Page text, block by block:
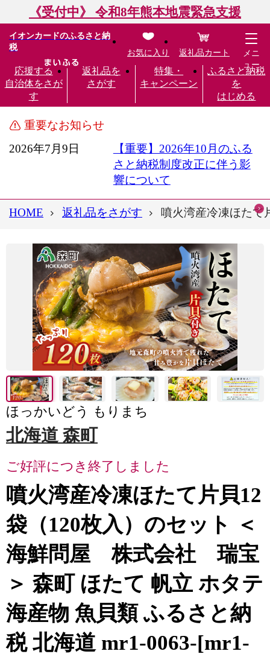
《受付中》 令和8年熊本地震緊急支援
イオンカードのふるさと納
税
応援する
自治体をさが
す
返礼品を
さがす
特集・
キャンペーン
ふるさと納税
を
はじめる
お気に入り 返礼品カート
メニ
ュー
重要なお知らせ
2026年7月9日
【重要】2026年10月のふる
さと納税制度改正に伴う影
響について
HOME 返礼品をさがす 噴火湾産冷凍ほた
ほっかいどう もりまち
北海道 森町
ご好評につき終了しました
噴火湾産冷凍ほたて片貝12
袋（120枚入）のセット ＜
海鮮問屋 株式会社 瑞宝
＞ 森町 ほたて 帆立 ホタテ
海産物 魚貝類 ふるさと納
税 北海道 mr1-0063-[mr1-